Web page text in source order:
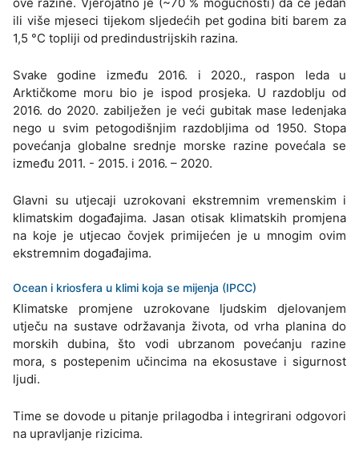
ili više mjeseci tijekom sljedećih pet godina biti barem za
1,5 °C topliji od predindustrijskih razina.
Svake godine između 2016. i 2020., raspon leda u
Arktičkome moru bio je ispod prosjeka. U razdoblju od
2016. do 2020. zabilježen je veći gubitak mase ledenjaka
nego u svim petogodišnjim razdobljima od 1950. Stopa
povećanja globalne srednje morske razine povećala se
između 2011. - 2015. i 2016. – 2020.
Glavni su utjecaji uzrokovani ekstremnim vremenskim i
klimatskim događajima. Jasan otisak klimatskih promjena
na koje je utjecao čovjek primijećen je u mnogim ovim
ekstremnim događajima.
Ocean i kriosfera u klimi koja se mijenja (IPCC)
Klimatske promjene uzrokovane ljudskim djelovanjem
utječu na sustave održavanja života, od vrha planina do
morskih dubina, što vodi ubrzanom povećanju razine
mora, s postepenim učincima na ekosustave i sigurnost
ljudi.
Time se dovode u pitanje prilagodba i integrirani odgovori
na upravljanje rizicima.